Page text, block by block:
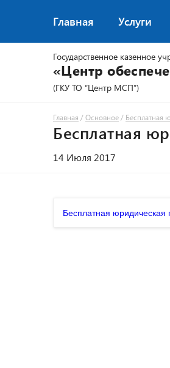
Главная Услуги
Государственное казенное
«Центр
(ГКУ ТО “Центр МСП”)
Главная /Основное / Бесплатная
Бесплатная
14 Июля 2017
Бесплатная